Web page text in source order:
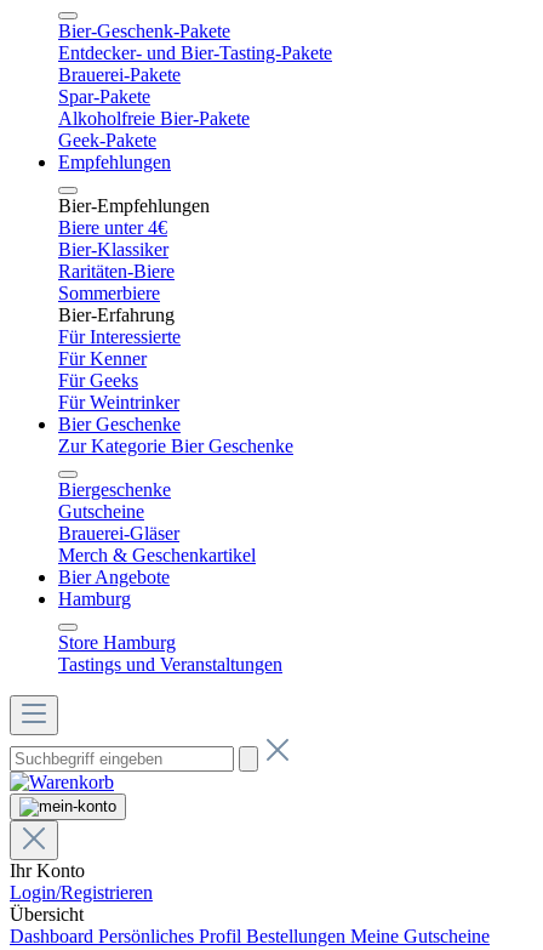
Bier-Geschenk-Pakete
Entdecker- und Bier-Tasting-Pakete
Brauerei-Pakete
Spar-Pakete
Alkoholfreie Bier-Pakete
Geek-Pakete
Empfehlungen
Bier-Empfehlungen
Biere unter 4€
Bier-Klassiker
Raritäten-Biere
Sommerbiere
Bier-Erfahrung
Für Interessierte
Für Kenner
Für Geeks
Für Weintrinker
Bier Geschenke
Zur Kategorie Bier Geschenke
Biergeschenke
Gutscheine
Brauerei-Gläser
Merch & Geschenkartikel
Bier Angebote
Hamburg
Store Hamburg
Tastings und Veranstaltungen
Ihr Konto
Login/Registrieren
Übersicht
Dashboard Persönliches Profil Bestellungen Meine Gutscheine